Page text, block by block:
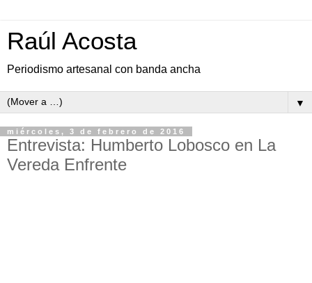
Raúl Acosta
Periodismo artesanal con banda ancha
▼
miércoles, 3 de febrero de 2016
Entrevista: Humberto Lobosco en La
Vereda Enfrente